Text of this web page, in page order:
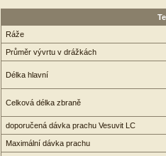
Ráže
Průměr vývrtu v drážkách
Délka hlavní
Celková délka zbraně
doporučená dávka prachu Vesuvit LC
Maximální dávka prachu